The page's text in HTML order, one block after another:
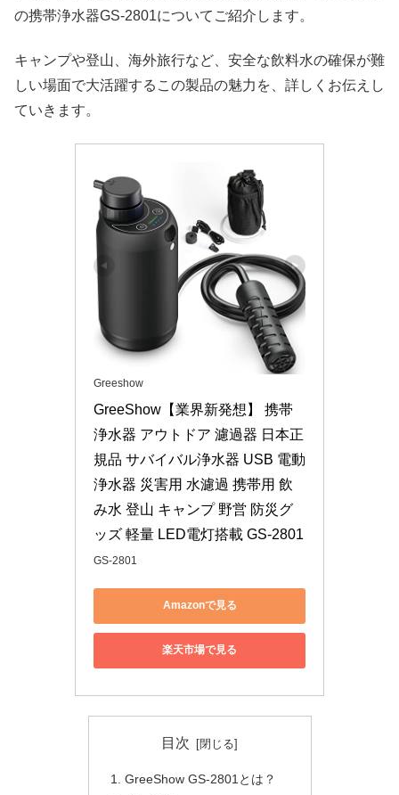
の携帯浄水器GS-2801についてご紹介します。
キャンプや登山、海外旅行など、安全な飲料水の確保が難
しい場面で大活躍するこの製品の魅力を、詳しくお伝えし
ていきます。
Greeshow
GreeShow【業界新発想】 携帯
浄水器 アウトドア 濾過器 日本正
規品 サバイバル浄水器 USB 電動
浄水器 災害用 水濾過 携帯用 飲
み水 登山 キャンプ 野営 防災グ
ッズ 軽量 LED電灯搭載 GS-2801
GS-2801
Amazonで見る
楽天市場で見る
目次
GreeShow GS-2801とは？